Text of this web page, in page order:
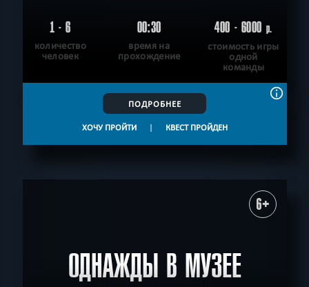
1 - 6
количество
человек
00:30
время на
прохождение
400 - 6000 р.
стоимость игры
одной
команды
ПОДРОБНЕЕ
ХОЧУ ПРОЙТИ | КВЕСТ ПРОЙДЕН
6+
ОДНАЖДЫ В МУЗЕЕ